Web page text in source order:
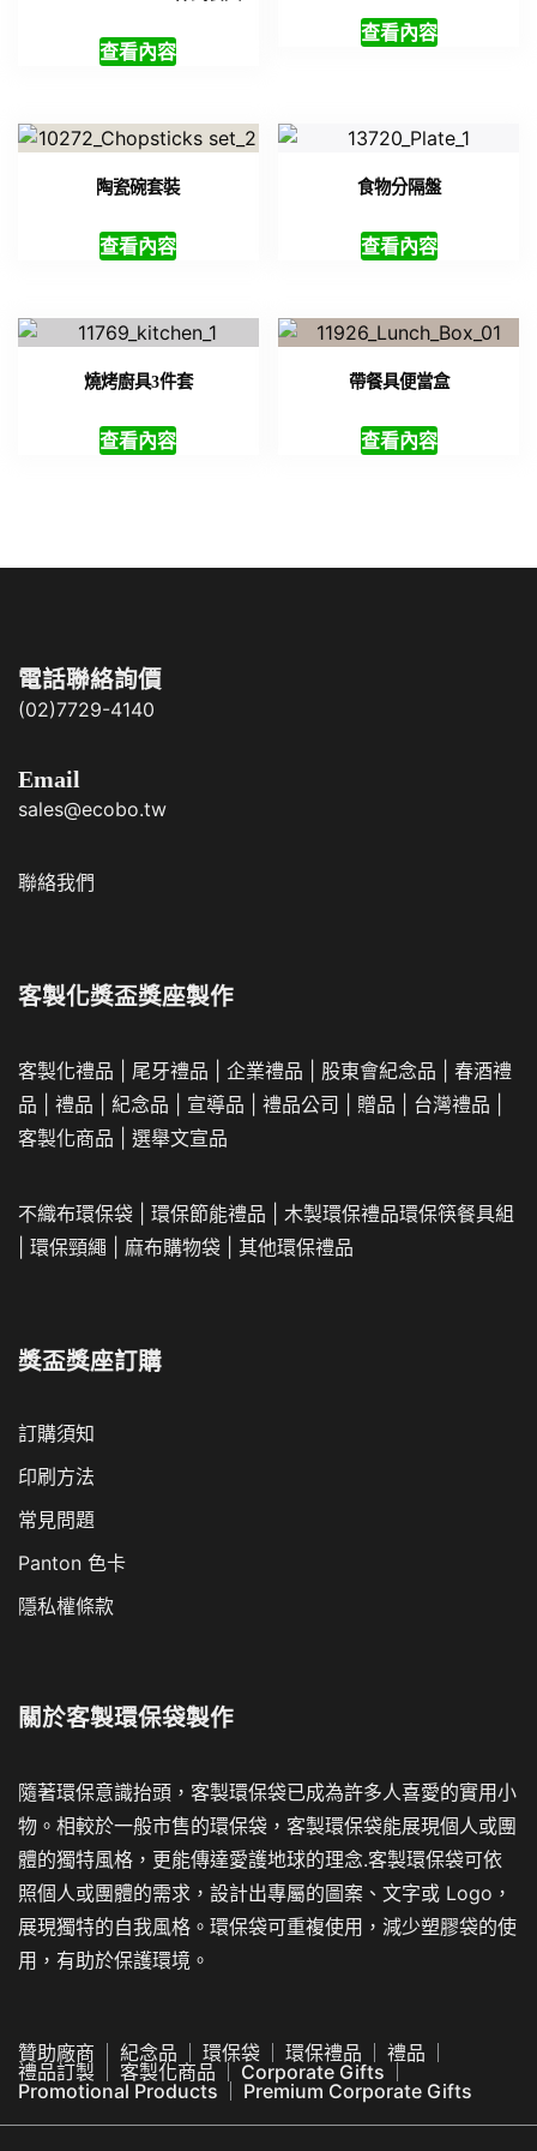
查看內容
查看內容
陶瓷碗套裝
查看內容
食物分隔盤
查看內容
燒烤廚具3件套
查看內容
帶餐具便當盒
查看內容
電話聯絡詢價
(02)7729-4140
Email
sales@ecobo.tw
聯絡我們
客製化獎盃獎座製作
客製化禮品 尾牙禮品 企業禮品 股東會紀念品
春酒禮
品
禮品 紀念品 宣導品 禮品公司 贈品 台灣禮品
客製化商品
選舉文宣品
不織布環保袋 環保節能禮品 木製環保禮品環保筷餐具組
環保頸繩 麻布購物袋 其他環保禮品
獎盃獎座訂購
訂購須知
印刷方法
常見問題
Panton 色卡
隱私權條款
關於客製環保袋製作
隨著環保意識抬頭，客製環保袋已成為許多人喜愛的實用小
物。相較於一般市售的環保袋，客製環保袋能展現個人或團
體的獨特風格，更能傳達愛護地球的理念.客製環保袋可依
照個人或團體的需求，設計出專屬的圖案、文字或 Logo，
展現獨特的自我風格。環保袋可重複使用，減少塑膠袋的使
用，有助於保護環境。
贊助廠商 紀念品 環保袋 環保禮品
禮品
禮品訂製
客製化商品
Corporate Gifts
Promotional Products
Premium Corporate Gifts